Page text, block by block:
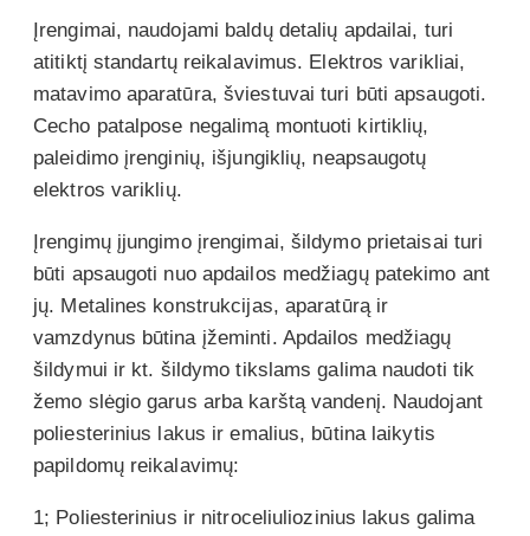
Įrengimai, naudojami baldų detalių apdailai, turi
atitiktį standartų reikalavimus. Elektros varikliai,
matavimo aparatūra, šviestuvai turi būti apsaugoti.
Cecho patalpose negalimą montuoti kirtiklių,
paleidimo įrenginių, išjungiklių, neapsaugotų
elektros variklių.
Įrengimų įjungimo įrengimai, šildymo prietaisai turi
būti apsaugoti nuo apdailos medžiagų patekimo ant
jų. Metalines konstrukcijas, aparatūrą ir
vamzdynus būtina įžeminti. Apdailos medžiagų
šildymui ir kt. šildymo tikslams galima naudoti tik
žemo slėgio garus arba karštą vandenį. Naudojant
poliesterinius lakus ir emalius, būtina laikytis
papildomų reikalavimų:
1; Poliesterinius ir nitroceliuliozinius lakus galima